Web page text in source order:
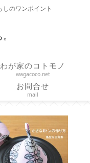
のワンポイント
わが家のコトモノ
wagacoco.net
お問合せ
mail